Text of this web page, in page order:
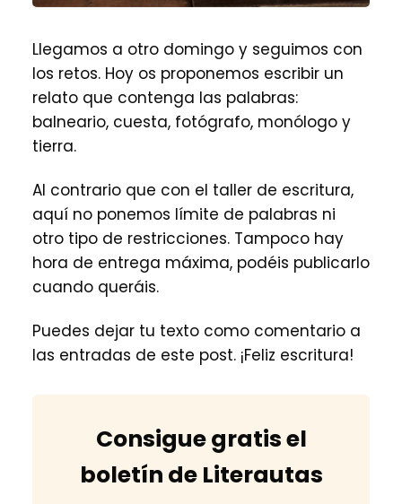
Llegamos a otro domingo y seguimos con
los retos. Hoy os proponemos escribir un
relato que contenga las palabras:
balneario, cuesta, fotógrafo, monólogo y
tierra.
Al contrario que con el taller de escritura,
aquí no ponemos límite de palabras ni
otro tipo de restricciones. Tampoco hay
hora de entrega máxima, podéis publicarlo
cuando queráis.
Puedes dejar tu texto como comentario a
las entradas de este post. ¡Feliz escritura!
Consigue gratis el
boletín de Literautas